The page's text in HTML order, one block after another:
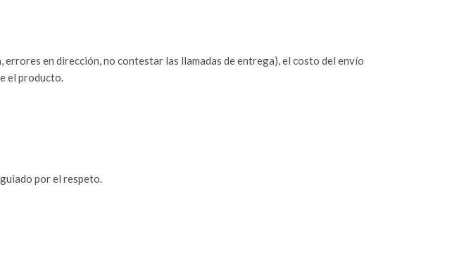
en dirección, no contestar las llamadas de entrega), el costo del envío
el producto.
por el respeto.